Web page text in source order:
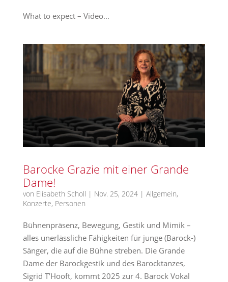
What to expect – Video...
Barocke Grazie mit einer Grande
Dame!
von Elisabeth Scholl | Nov. 25, 2024| Allgemein,
Konzerte, Personen
Bühnenpräsenz, Bewegung, Gestik und Mimik –
alles unerlässliche Fähigkeiten für junge (Barock-)
Sänger, die auf die Bühne streben. Die Grande
Dame der Barockgestik und des Barocktanzes,
Sigrid T’Hooft, kommt 2025 zur 4. Barock Vokal